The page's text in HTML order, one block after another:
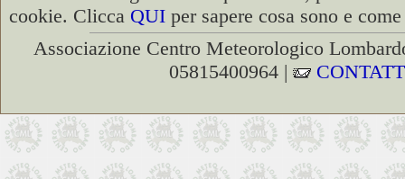
cookie. Clicca QUI per sapere cosa sono e
Associazione Centro Meteorologico
05815400964 |